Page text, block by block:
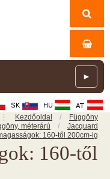
►
⋮ Kezdőoldal /
Függöny
méterárú /
Jacquard
160-től 200cm-ig
160-től